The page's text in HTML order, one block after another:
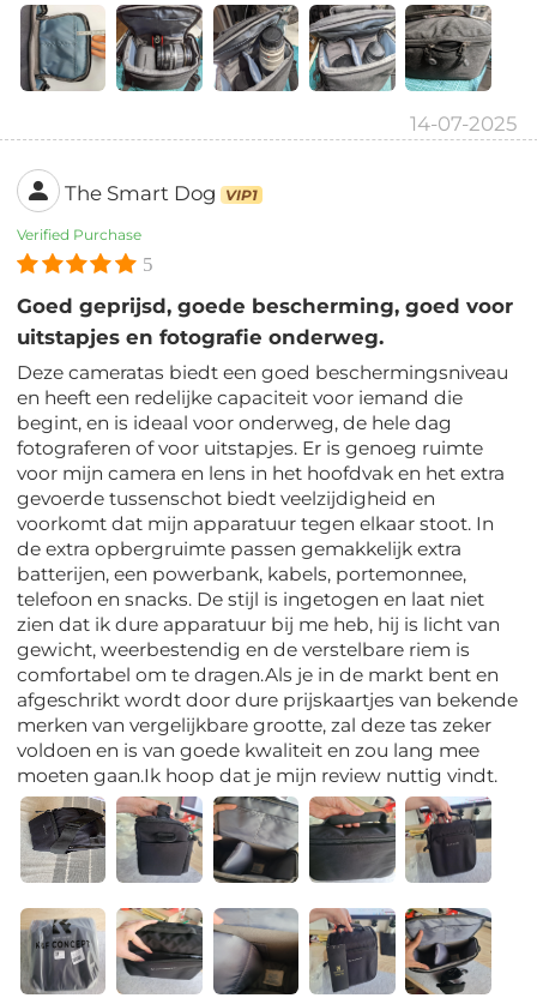
14-07-2025
The Smart Dog VIP1
Verified Purchase
5
Goed geprijsd, goede bescherming, goed voor
uitstapjes en fotografie onderweg.
Deze cameratas biedt een goed beschermingsniveau
en heeft een redelijke capaciteit voor iemand die
begint, en is ideaal voor onderweg, de hele dag
fotograferen of voor uitstapjes. Er is genoeg ruimte
voor mijn camera en lens in het hoofdvak en het extra
gevoerde tussenschot biedt veelzijdigheid en
voorkomt dat mijn apparatuur tegen elkaar stoot. In
de extra opbergruimte passen gemakkelijk extra
batterijen, een powerbank, kabels, portemonnee,
telefoon en snacks. De stijl is ingetogen en laat niet
zien dat ik dure apparatuur bij me heb, hij is licht van
gewicht, weerbestendig en de verstelbare riem is
comfortabel om te dragen.Als je in de markt bent en
afgeschrikt wordt door dure prijskaartjes van bekende
merken van vergelijkbare grootte, zal deze tas zeker
voldoen en is van goede kwaliteit en zou lang mee
moeten gaan.Ik hoop dat je mijn review nuttig vindt.